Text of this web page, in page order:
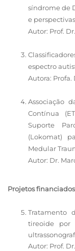
síndrome de
e
Autor: Prof.
espectro
Autora:
Associação
Contínua
Suporte
(Lokomat)
Medular
Autor: Dr.
Projetos
Tratamento
tireoide por
Autor: Prof.